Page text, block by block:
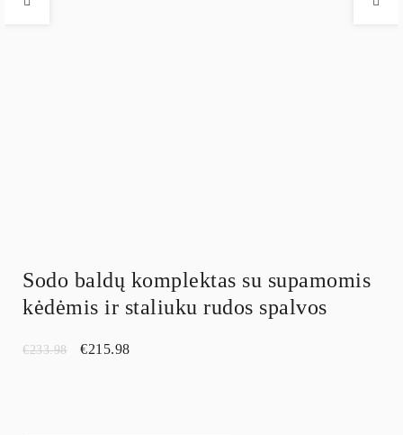
Sodo baldų komplektas su supamomis
kėdėmis ir staliuku rudos spalvos
€233.98 €215.98